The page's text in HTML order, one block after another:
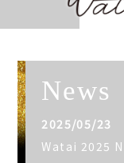
News
2025/05/23
Watai 2025